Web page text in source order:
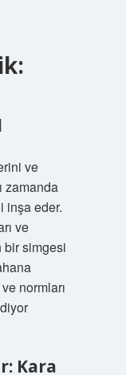
ve
zamanda
inşa eder.
ve
bir simgesi
normları
Kara